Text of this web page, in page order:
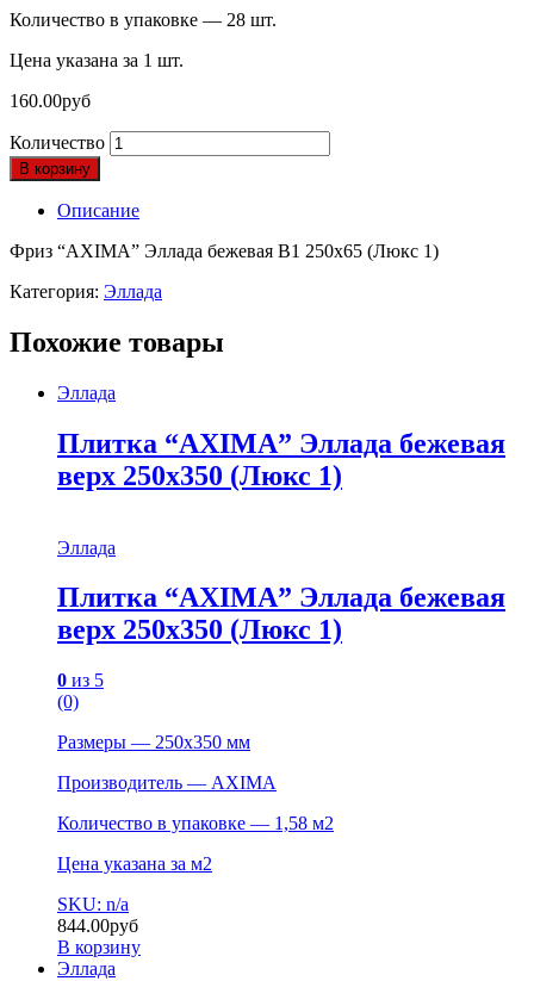
Количество в упаковке — 28 шт.
Цена указана за 1 шт.
160.00руб
Количество
В корзину
Описание
Фриз “AXIMA” Эллада бежевая B1 250х65 (Люкс 1)
Категория: Эллада
Похожие товары
Эллада
Плитка “AXIMA” Эллада бежевая
верх 250х350 (Люкс 1)
Эллада
Плитка “AXIMA” Эллада бежевая
верх 250х350 (Люкс 1)
0 из 5
(0)
Размеры — 250х350 мм
Производитель — AXIMA
Количество в упаковке — 1,58 м2
Цена указана за м2
SKU: n/a
844.00руб
В корзину
Эллада